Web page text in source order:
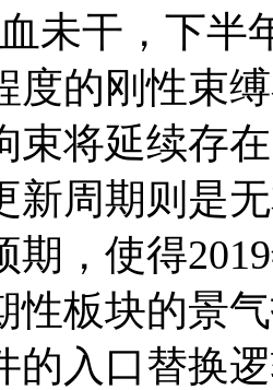
未干，下半
度的刚性束
束将延续存
新周期则是
期，使得
性板块的景
的入口替换